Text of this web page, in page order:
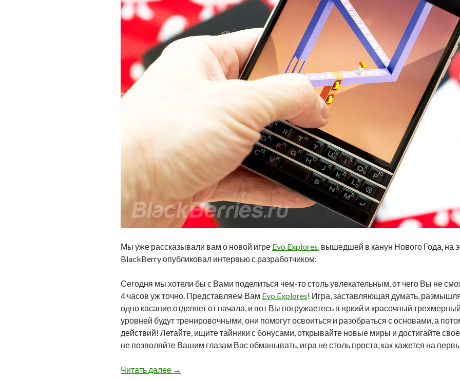
Мы уже рассказывали вам о новой игре Evo Explores, вышедшей в канун Нового Года, на
BlackBerry опубликовал интервью с разработчиком:
Сегодня мы хотели бы с Вами поделиться чем-то столь увлекательным, от чего Вы не
4 часов уж точно. Представляем Вам Evo Explores! Игра, заставляющая думать,
одно касание отделяет от начала, и вот Вы погружаетесь в яркий и красочный
уровней будут тренировочными, они помогут освоиться и разобраться с основами, а
действий! Летайте, ищите тайники с бонусами, открывайте новые миры и достигайте
не позволяйте Вашим глазам Вас обманывать, игра не столь проста, как кажется на
Читать далее На этой неделе в BlackBerry World: поговорим с создателем Evo Explores
→